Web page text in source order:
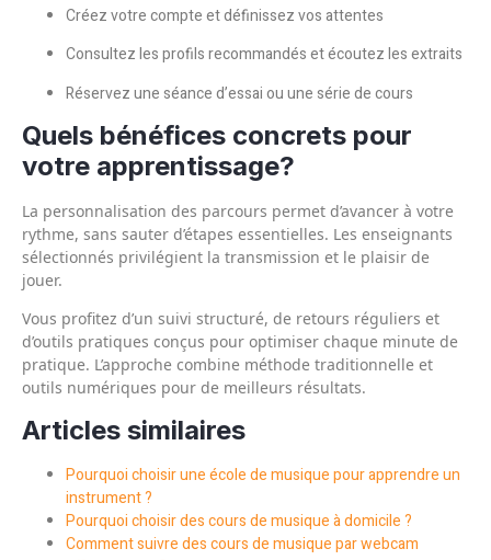
Créez votre compte et définissez vos attentes
Consultez les profils recommandés et écoutez les extraits
Réservez une séance d’essai ou une série de cours
Quels bénéfices concrets pour
votre apprentissage?
La personnalisation des parcours permet d’avancer à votre
rythme, sans sauter d’étapes essentielles. Les enseignants
sélectionnés privilégient la transmission et le plaisir de
jouer.
Vous profitez d’un suivi structuré, de retours réguliers et
d’outils pratiques conçus pour optimiser chaque minute de
pratique. L’approche combine méthode traditionnelle et
outils numériques pour de meilleurs résultats.
Articles similaires
Pourquoi choisir une école de musique pour apprendre un
instrument ?
Pourquoi choisir des cours de musique à domicile ?
Comment suivre des cours de musique par webcam